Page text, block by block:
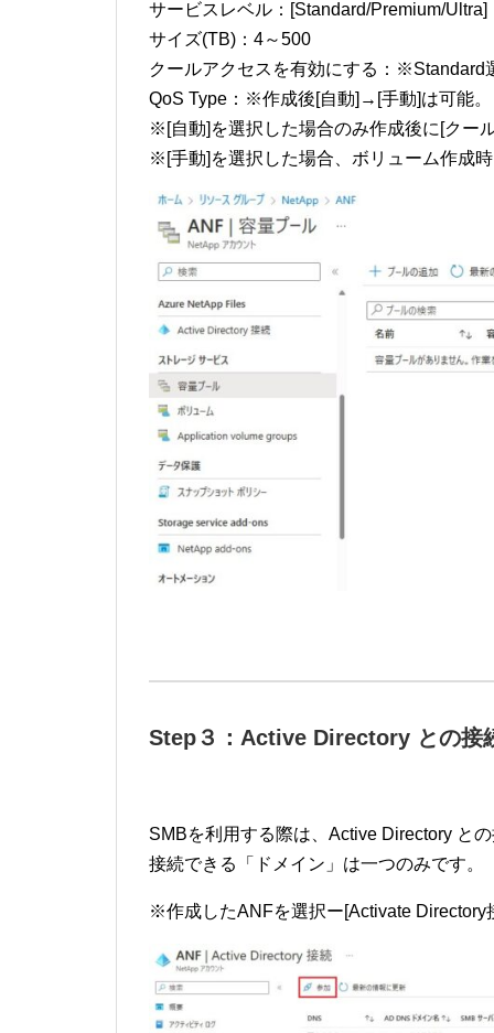
サービスレベル：[Standard/Premium/Ultra]
サイズ(TB)：4～500
クールアクセスを有効にする：※Standard
QoS Type：※作成後[自動]→[手動]は可能。
※[自動]を選択した場合のみ作成後に[クー
※[手動]を選択した場合、ボリューム作成
Step３：Active Directory との接
SMBを利用する際は、Active Directory と
接続できる「ドメイン」は一つのみです。
※作成したANFを選択ー[Activate Directory